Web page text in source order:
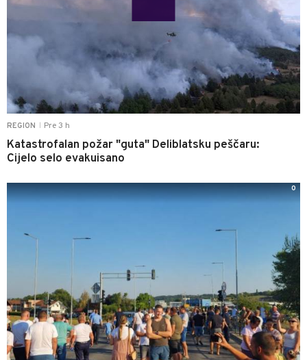
REGION Pre 3 h
Katastrofalan požar "guta" Deliblatsku peščaru:
Cijelo selo evakuisano
0